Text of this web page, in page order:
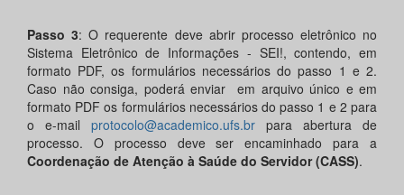
Passo 3: O requerente deve abrir processo eletrônico no
Sistema Eletrônico de Informações - SEI!, contendo, em
formato PDF, os formulários necessários do passo 1 e 2.
Caso não consiga, poderá enviar em arquivo único e em
formato PDF os formulários necessários do passo 1 e 2 para
o e-mail protocolo@academico.ufs.br para abertura de
processo. O processo deve ser encaminhado para a
Coordenação de Atenção à Saúde do Servidor (CASS).